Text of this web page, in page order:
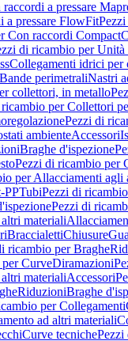
raccordi a pressare
a pressare FlowFit
Con raccordi Compact
di ricambio per
Collegamenti idrici per
Bande perimetraliNastri
collettori, in metallo
per Collettori
Pezzi di
ambienteAccessori
Braghe d'ispezione
Pezzi di ricambio per
per Allacciamenti agli
PPTubiPezzi di
Pezzi di
materiali
BraccialettiChiusure
ricambio per Braghe
CurveDiramazioni
materialiAccessori
RiduzioniBraghe
per Collegamenti
ad altri materiali
Curve tecnichePezzi